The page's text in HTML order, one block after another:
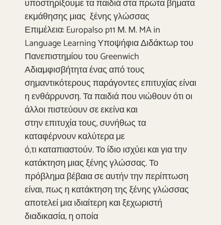
υποστηρίξουμε τα παιδιά στα πρώτα βήματα
εκμάθησης μιας ξένης γλώσσας
Επιμέλεια: Europalso p11 Μ. Μ. MA in
Language Learning Υποψήφια Διδάκτωρ του
Πανεπιστημίου του Greenwich
Αδιαμφισβήτητα ένας από τους
σημαντικότερους παράγοντες επιτυχίας είναι
η ενθάρρυνση. Τα παιδιά που νιώθουν ότι οι
άλλοι πιστεύουν σε εκείνα και
στην επιτυχία τους, συνήθως τα
καταφέρνουν καλύτερα με
ό,τι καταπιαστούν. Το ίδιο ισχύει και για την
κατάκτηση μιας ξένης γλώσσας. Το
πρόβλημα βέβαια σε αυτήν την περίπτωση
είναι, πως η κατάκτηση της ξένης γλώσσας
αποτελεί μια ιδιαίτερη και ξεχωριστή
διαδικασία, η οποία